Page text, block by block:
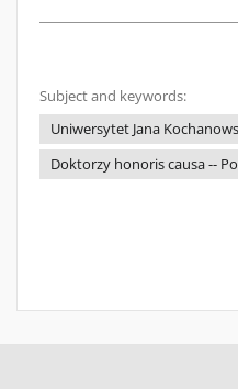
Subject and keywords:
Uniwersytet Jana
Doktorzy honoris causa --